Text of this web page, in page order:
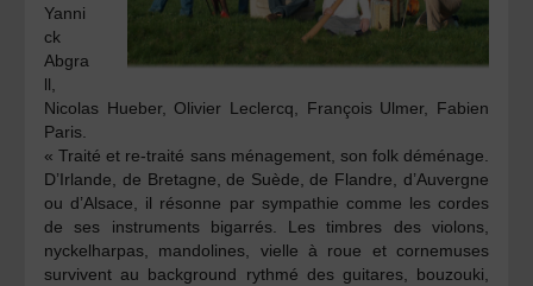
Yanni
ck
Abgra
ll,
Nicolas Hueber, Olivier Leclercq, François Ulmer, Fabien
Paris.
« Traité et re-traité sans ménagement, son folk déménage.
D’Irlande, de Bretagne, de Suède, de Flandre, d’Auvergne
ou d’Alsace, il résonne par sympathie comme les cordes
de ses instruments bigarrés. Les timbres des violons,
nyckelharpas, mandolines, vielle à roue et cornemuses
survivent au background rythmé des guitares, bouzouki,